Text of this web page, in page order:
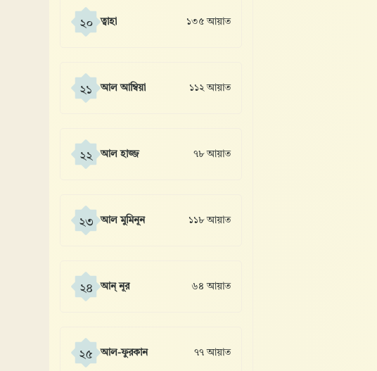
২০ ত্বাহা ১৩৫ আয়াত
২১ আল আম্বিয়া ১১২ আয়াত
২২ আল হাজ্জ ৭৮ আয়াত
২৩ আল মুমিনূন ১১৮ আয়াত
২৪ আন্ নূর ৬৪ আয়াত
২৫ আল-ফুরকান ৭৭ আয়াত